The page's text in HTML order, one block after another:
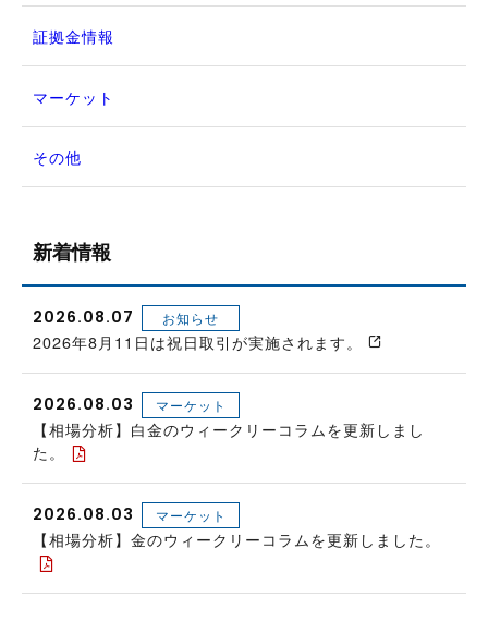
証拠金情報
マーケット
その他
新着情報
2026.08.07 お知らせ
2026年8月11日は祝日取引が実施されます。
2026.08.03 マーケット
【相場分析】白金のウィークリーコラムを更新しまし
た。
2026.08.03 マーケット
【相場分析】金のウィークリーコラムを更新しました。